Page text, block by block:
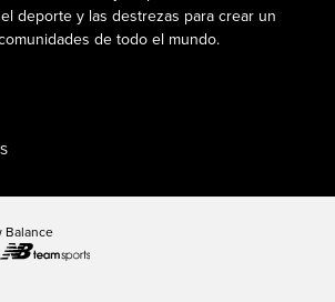
plan médico
deporte y las destrezas para crear un
de todo el mundo.
Balance